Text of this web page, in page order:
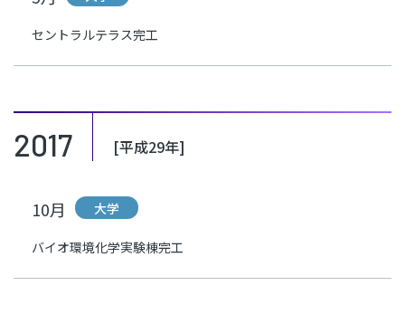
セントラルテラス完工
2017 [平成29年]
10月 大学
バイオ環境化学実験棟完工